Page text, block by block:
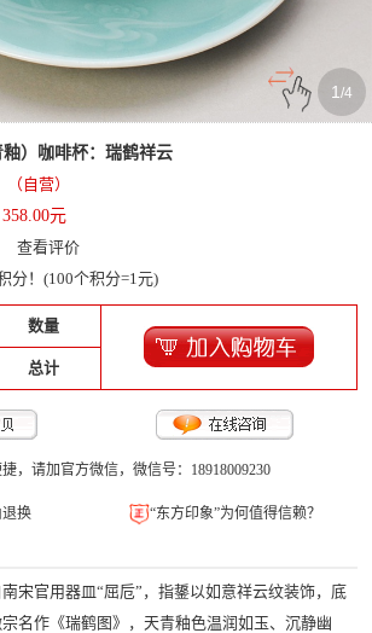
1 /4
）咖啡杯：瑞鹤祥云
（自营）
358.00元
查看评价
分！(100个积分=1元)
数量
总计
，请加官方微信，微信号：18918009230
换 “东方印象”为何值得信赖？
宋官用器皿“屈卮”，指鋬以如意祥云纹装饰，底
名作《瑞鹤图》，天青釉色温润如玉、沉静幽